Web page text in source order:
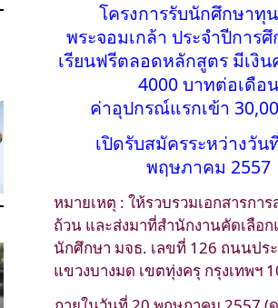
โครงการรับนักศึกษาทุ
พระจอมเกล้า ประจำปีการ
เรียนฟรีตลอดหลักสูตร มีเงิ
4000 บาทต่อเดือน
ค่าอุปกรณ์แรกเข้า
เปิดรับสมัครระหว่างวัน
พฤษภาคม 2557
หมายเหตุ : ให้รวบรวมเอกสารกา
ถ้วน และส่งมาที่สำนักงานคัดเลือก
นักศึกษา มจธ. เลขที่ 126 ถนนปร
แขวงบางมด เขตทุ่งครุ กรุงเทพฯ